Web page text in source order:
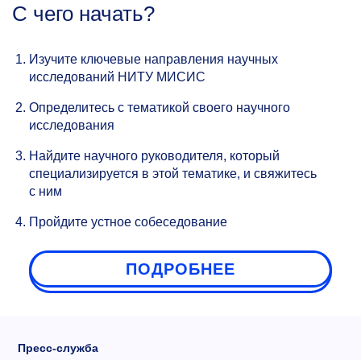
С чего начать?
Изучите ключевые направления научных
исследований НИТУ МИСИС
Определитесь с тематикой своего научного
исследования
Найдите научного руководителя, который
специализируется в этой тематике, и свяжитесь
с ним
Пройдите устное собеседование
ПОДРОБНЕЕ
Пресс-служба